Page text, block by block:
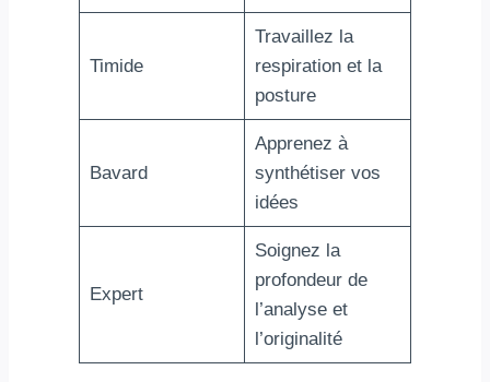
Timide
Travaillez la
respiration et la
posture
Bavard
Apprenez à
synthétiser vos
idées
Expert
Soignez la
profondeur de
l’analyse et
l’originalité